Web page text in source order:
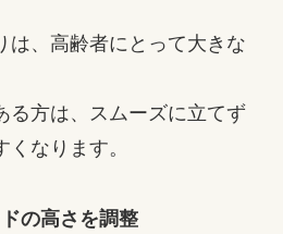
は、高齢者にとって大きな
る方は、スムーズに立てず
なります。
の高さを調整